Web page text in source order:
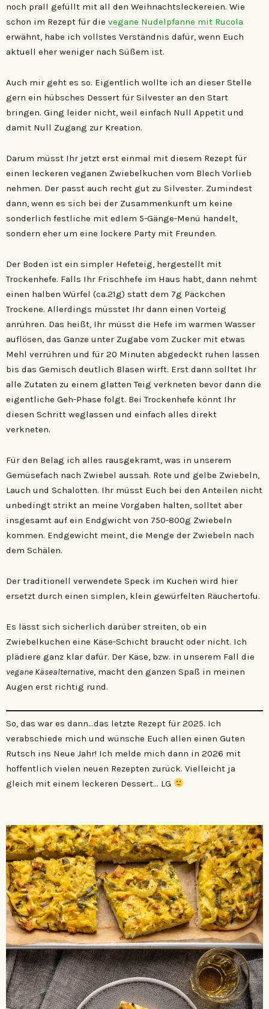
noch prall gefüllt mit all den Weihnachtsleckereien. Wie
schon im Rezept für die vegane Nudelpfanne mit Rucola
erwähnt, habe ich vollstes Verständnis dafür, wenn Euch
aktuell eher weniger nach Süßem ist.
Auch mir geht es so. Eigentlich wollte ich an dieser Stelle
gern ein hübsches Dessert für Silvester an den Start
bringen. Ging leider nicht, weil einfach Null Appetit und
damit Null Zugang zur Kreation.
Darum müsst Ihr jetzt erst einmal mit diesem Rezept für
einen leckeren veganen Zwiebelkuchen vom Blech Vorlieb
nehmen. Der passt auch recht gut zu Silvester. Zumindest
dann, wenn es sich bei der Zusammenkunft um keine
sonderlich festliche mit edlem 5-Gänge-Menü handelt,
sondern eher um eine lockere Party mit Freunden.
Der Boden ist ein simpler Hefeteig, hergestellt mit
Trockenhefe. Falls Ihr Frischhefe im Haus habt, dann nehmt
einen halben Würfel (ca.21g) statt dem 7g Päckchen
Trockene. Allerdings müsstet Ihr dann einen Vorteig
anrühren. Das heißt, Ihr müsst die Hefe im warmen Wasser
auflösen, das Ganze unter Zugabe vom Zucker mit etwas
Mehl verrühren und für 20 Minuten abgedeckt ruhen lassen
bis das Gemisch deutlich Blasen wirft. Erst dann solltet Ihr
alle Zutaten zu einem glatten Teig verkneten bevor dann die
eigentliche Geh-Phase folgt. Bei Trockenhefe könnt Ihr
diesen Schritt weglassen und einfach alles direkt
verkneten.
Für den Belag ich alles rausgekramt, was in unserem
Gemüsefach nach Zwiebel aussah. Rote und gelbe Zwiebeln,
Lauch und Schalotten. Ihr müsst Euch bei den Anteilen nicht
unbedingt strikt an meine Vorgaben halten, solltet aber
insgesamt auf ein Endgwicht von 750-800g Zwiebeln
kommen. Endgewicht meint, die Menge der Zwiebeln nach
dem Schälen.
Der traditionell verwendete Speck im Kuchen wird hier
ersetzt durch einen simplen, klein gewürfelten Räuchertofu.
Es lässt sich sicherlich darüber streiten, ob ein
Zwiebelkuchen eine Käse-Schicht braucht oder nicht. Ich
plädiere ganz klar dafür. Der Käse, bzw. in unserem Fall die
vegane Käsealternative, macht den ganzen Spaß in meinen
Augen erst richtig rund.
So, das war es dann…das letzte Rezept für 2025. Ich
verabschiede mich und wünsche Euch allen einen Guten
Rutsch ins Neue Jahr! Ich melde mich dann in 2026 mit
hoffentlich vielen neuen Rezepten zurück. Vielleicht ja
gleich mit einem leckeren Dessert… LG